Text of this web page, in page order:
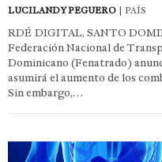
LUCILANDY PEGUERO | PAÍS
RDÉ DIGITAL, SANTO
Federación Nacional de
Dominicano (Fenatrado)
asumirá el aumento de los
Sin embargo,…